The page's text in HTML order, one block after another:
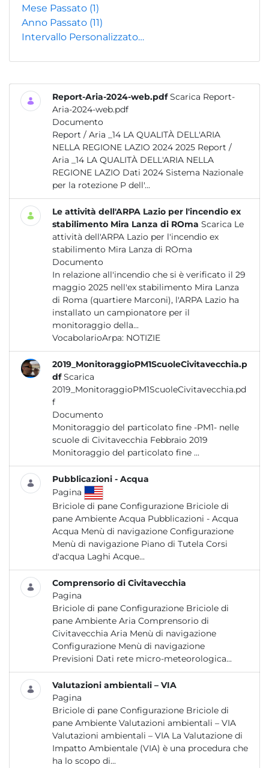
Mese Passato (1)
Anno Passato (11)
Intervallo Personalizzato…
Report-Aria-2024-web.pdf Scarica Report-
Aria-2024-web.pdf
Documento
Report / Aria _14 LA QUALITÀ DELL'ARIA
NELLA REGIONE LAZIO 2024 2025 Report /
Aria _14 LA QUALITÀ DELL'ARIA NELLA
REGIONE LAZIO Dati 2024 Sistema Nazionale
per la rotezione P dell'...
Le attività dell'ARPA Lazio per l'incendio ex
stabilimento Mira Lanza di ROma Scarica Le
attività dell'ARPA Lazio per l'incendio ex
stabilimento Mira Lanza di ROma
Documento
In relazione all'incendio che si è verificato il 29
maggio 2025 nell'ex stabilimento Mira Lanza
di Roma (quartiere Marconi), l'ARPA Lazio ha
installato un campionatore per il
monitoraggio della...
VocabolarioArpa: NOTIZIE
2019_MonitoraggioPM1ScuoleCivitavecchia.p
df Scarica
2019_MonitoraggioPM1ScuoleCivitavecchia.pd
f
Documento
Monitoraggio del particolato fine -PM1- nelle
scuole di Civitavecchia Febbraio 2019
Monitoraggio del particolato fine ...
Pubblicazioni - Acqua
Pagina
Briciole di pane Configurazione Briciole di
pane Ambiente Acqua Pubblicazioni - Acqua
Acqua Menù di navigazione Configurazione
Menù di navigazione Piano di Tutela Corsi
d'acqua Laghi Acque...
Comprensorio di Civitavecchia
Pagina
Briciole di pane Configurazione Briciole di
pane Ambiente Aria Comprensorio di
Civitavecchia Aria Menù di navigazione
Configurazione Menù di navigazione
Previsioni Dati rete micro-meteorologica...
Valutazioni ambientali – VIA
Pagina
Briciole di pane Configurazione Briciole di
pane Ambiente Valutazioni ambientali – VIA
Valutazioni ambientali – VIA La Valutazione di
Impatto Ambientale (VIA) è una procedura che
ha lo scopo di...